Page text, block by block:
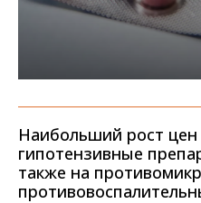
Наибольший рост
гипотензивные
также на